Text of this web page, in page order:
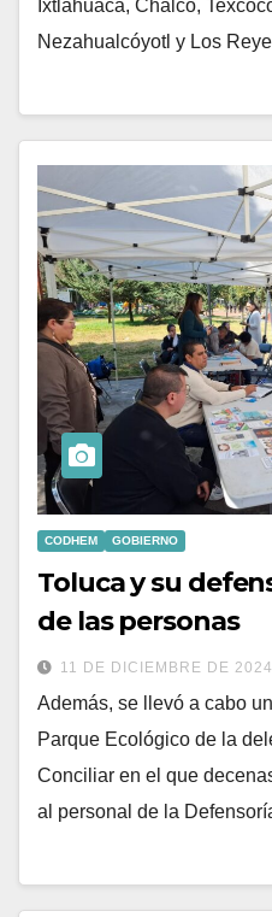
Ixtlahuaca, Chalco,
Nezahualcóyotl y Los
CODHEM GOBIERNO
Toluca y su
de las personas
11 DE DICIEMBRE DE 2024
Además, se llevó a cabo
Parque Ecológico de la
Conciliar en el que
al personal de la